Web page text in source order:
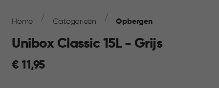
Navigation
Home Categorieën Opbergen
Unibox Classic 15L - Grijs
€
€ 11,95